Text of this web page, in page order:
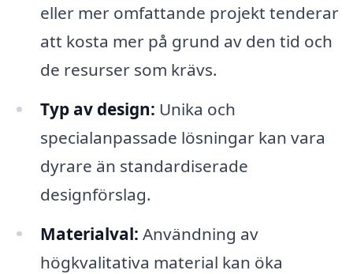
eller mer omfattande projekt tenderar
att kosta mer på grund av den tid och
de resurser som krävs.
Typ av design: Unika och
specialanpassade lösningar kan vara
dyrare än standardiserade
designförslag.
Materialval: Användning av
högkvalitativa material kan öka